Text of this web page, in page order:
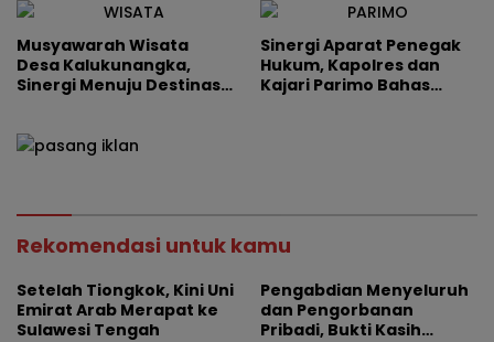
Rentan
Musyawarah Wisata
Desa Kalukunangka,
Sinergi Menuju Destinasi
Sinergi Aparat Penegak
Hukum, Kapolres dan
Kajari Parimo Bahas
Rekomendasi untuk kamu
Setelah Tiongkok, Kini Uni
Emirat Arab Merapat ke
Sulawesi Tengah
Pengabdian Menyeluruh
dan Pengorbanan
Pribadi, Bukti Kasih